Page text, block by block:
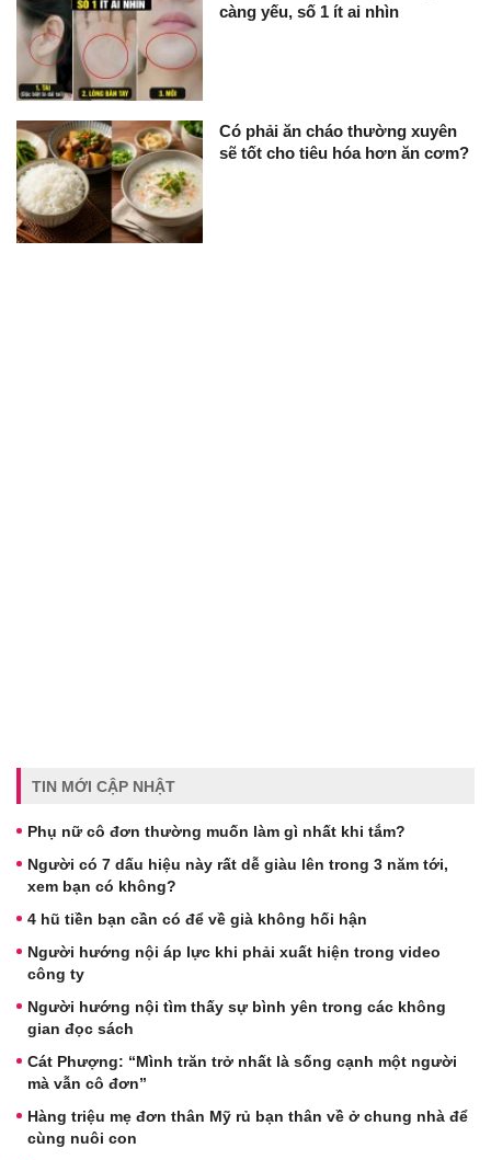
càng yếu, số 1 ít ai nhìn
Có phải ăn cháo thường xuyên
sẽ tốt cho tiêu hóa hơn ăn cơm?
TIN MỚI CẬP NHẬT
Phụ nữ cô đơn thường muốn làm gì nhất khi tắm?
Người có 7 dấu hiệu này rất dễ giàu lên trong 3 năm tới,
xem bạn có không?
4 hũ tiền bạn cần có để về già không hối hận
Người hướng nội áp lực khi phải xuất hiện trong video
công ty
Người hướng nội tìm thấy sự bình yên trong các không
gian đọc sách
Cát Phượng: “Mình trăn trở nhất là sống cạnh một người
mà vẫn cô đơn”
Hàng triệu mẹ đơn thân Mỹ rủ bạn thân về ở chung nhà để
cùng nuôi con